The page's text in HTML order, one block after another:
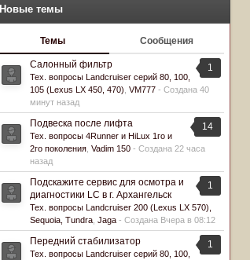
Новые темы
Темы Сообщения
1
Салонный фильтр
Тех. вопросы Landcruiser серий 80, 100,
105 (Lexus LX 450, 470) VM777 - Создана 40
минут назад
14
Подвеска после лифта
Тех. вопросы 4Runner и HiLux 1го и
2го поколения Vadim 150 - Создана 22 часа
назад
1
Подскажите сервис для осмотра и
диагностики LC в г. Архангельск
Тех. вопросы Landcruiser 200 (Lexus LX 570),
Sequoia, Tundra Jaga - Создана Вчера в 08:12
1
Передний стабилизатор
Тех. вопросы Landcruiser серий 80, 100,